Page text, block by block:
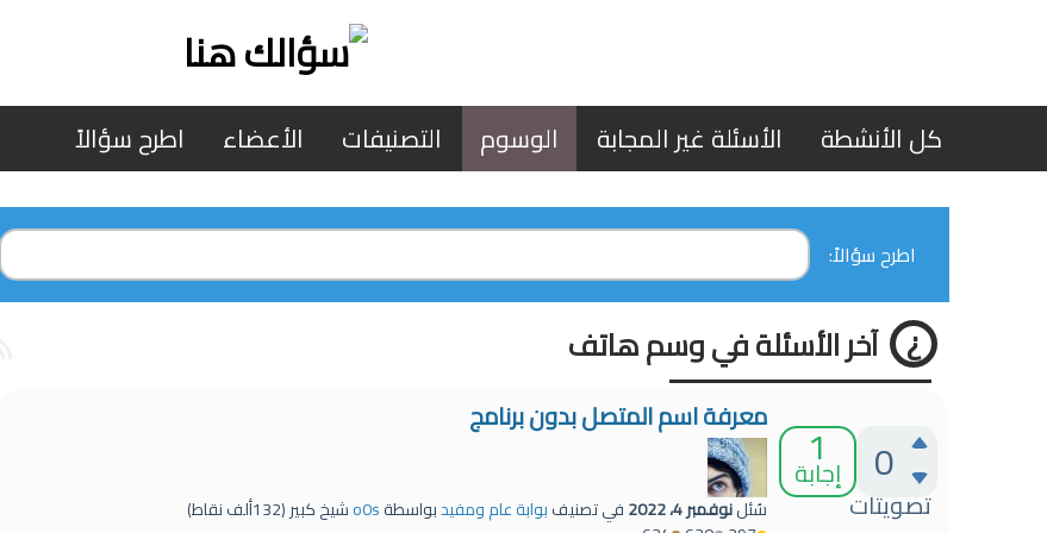
كل الأنشطة الأسئلة غير المجابة الوسوم التصنيفات الأعضاء اطرح سؤالاً
اطرح سؤالاً:
آخر الأسئلة في وسم هاتف
0
تصويتات
1
إجابة
معرفة اسم المتصل بدون برنامج
سُئلنوفمبر 4، 2022 في تصنيفبوابة عام ومفيدبواسطةo0sشيخ كبير(132ألف
نقاط)